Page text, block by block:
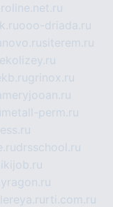
ooo-driada.ru
siterem.ru
grinox.ru
metall-perm.ru
drsschool.ru
rti.com.ru